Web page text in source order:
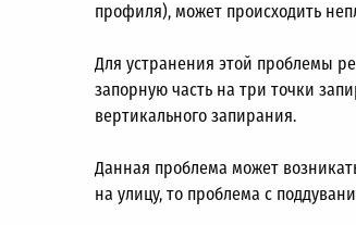
профиля), может происходить
Для устранения этой проблемы
запорную часть на три точки
вертикального запирания.
Данная проблема может
на улицу, то проблема с